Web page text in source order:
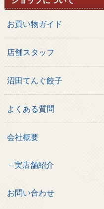
お買い物ガイド
店舗スタッフ
沼田てんぐ餃子
よくある質問
会社概要
実店舗紹介
お問い合わせ